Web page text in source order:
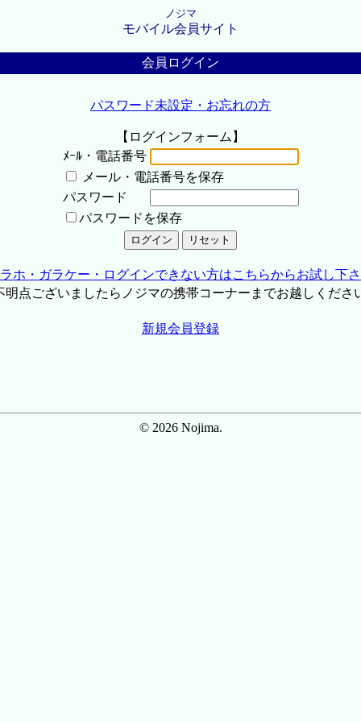
ノジマ
モバイル会員サイト
会員ログイン
パスワード未設定・お忘れの方
【ログインフォーム】
ﾒｰﾙ・電話番号
メール・電話番号を保存
パスワード
パスワードを保存
ホ・ガラケー・ログインできない方はこちらからお試し下
点ございましたらノジマの携帯コーナーまでお越しくださ
新規会員登録
© 2026 Nojima.